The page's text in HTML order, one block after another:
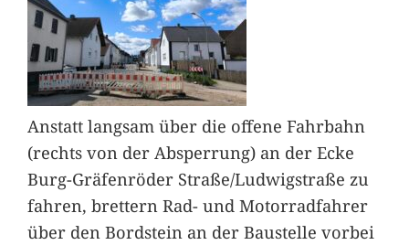
Anstatt langsam über die offene Fahrbahn
(rechts von der Absperrung) an der Ecke
Burg-Gräfenröder Straße/Ludwigstraße zu
fahren, brettern Rad- und Motorradfahrer
über den Bordstein an der Baustelle vorbei